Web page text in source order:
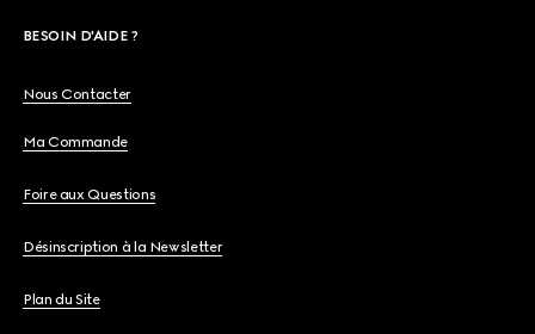
BESOIN D'AIDE ?
Nous Contacter
Ma Commande
Foire aux Questions
Désinscription à la Newsletter
Plan du Site